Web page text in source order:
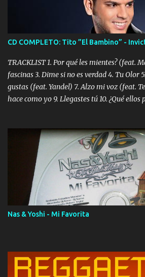
CD COMPLETO: Tito ”El Bambino” -
TRACKLIST 1. Por qué les mientes? (feat.
fascinas 3. Dime si no es verdad 4. Tu Olor
gustas (feat. Yandel) 7. Alzo mi voz (feat.
hace como yo 9. Llegastes tú 10. ¿Qué ellos
Digital Booklet – Invicto
Album proposto al massimo della qualità
AAC M4A; comprato su iTunes e a
download. REGGAETON ITALIA Nosotros
Momento!
Nas & Yoshi - Mi Favorita